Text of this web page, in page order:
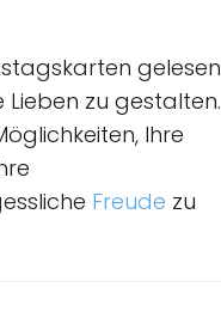
gelesen
zu gestalten.
Ihre
Freude zu